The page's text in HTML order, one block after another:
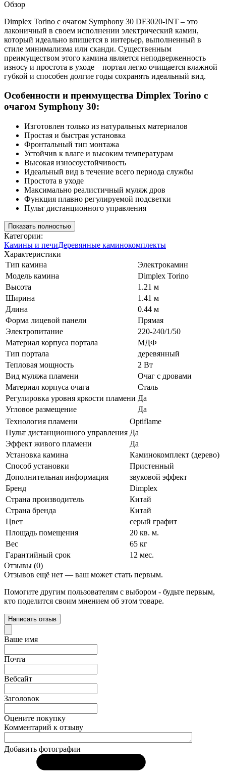
Обзор
Dimplex Torino с очагом Symphony 30 DF3020-INT – это
лаконичный в своем исполнении электрический камин,
который идеально впишется в интерьер, выполненный в
стиле минимализма или сканди. Существенным
преимуществом этого камина является неподверженность
износу и простота в уходе – портал легко очищается влажной
губкой и способен долгие годы сохранять идеальный вид.
Особенности и преимущества Dimplex Torino с
очагом Symphony 30:
Изготовлен только из натуральных материалов
Простая и быстрая установка
Фронтальный тип монтажа
Устойчив к влаге и высоким температурам
Высокая износоустойчивость
Идеальный вид в течение всего периода службы
Простота в уходе
Максимально реалистичный муляж дров
Функция плавно регулируемой подсветки
Пульт дистанционного управления
Показать полностью
Категории:
Камины и печиДеревянные каминокомплекты
Характеристики
Тип камина
Электрокамин
Модель камина
Dimplex Torino
Высота
1.21 м
Ширина
1.41 м
Длина
0.44 м
Форма лицевой панели
Прямая
Электропитание
220-240/1/50
Материал корпуса портала
МДФ
Тип портала
деревянный
Тепловая мощность
2 Вт
Вид муляжа пламени
Очаг с дровами
Материал корпуса очага
Сталь
Регулировка уровня яркости пламени Да
Угловое размещение
Да
Технология пламени
Optiflame
Пульт дистанционного управления Да
Эффект живого пламени
Да
Установка камина
Каминокомплект (дерево)
Способ установки
Пристенный
Дополнительная информация
звуковой эффект
Бренд
Dimplex
Страна производитель
Китай
Страна бренда
Китай
Цвет
серый графит
Площадь помещения
20 кв. м.
Вес
65 кг
Гарантийный срок
12 мес.
Отзывы (0)
Отзывов ещё нет — ваш может стать первым.
Помогите другим пользователям с выбором - будьте первым,
кто поделится своим мнением об этом товаре.
Написать отзыв
Ваше имя
Почта
Вебсайт
Заголовок
Оцените покупку
Комментарий к отзыву
Добавить фотографии